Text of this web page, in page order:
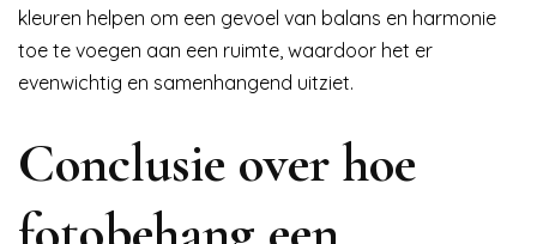
kleuren helpen om een gevoel van balans en harmonie
toe te voegen aan een ruimte, waardoor het er
evenwichtig en samenhangend uitziet.
Conclusie over hoe